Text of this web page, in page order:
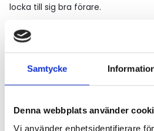
Samtycke
Denna webbplats använder
Vi använder enhetsidentifierare
locka till sig bra förare.
– Visst finns det transportköpare
är vi inte intresserade av. Men
undviker att anlita oseriösa
det finns även ett beställaransvar.
framhåller Fredrik Öjdemark.